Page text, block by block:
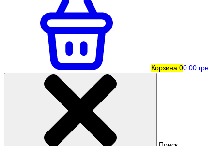
Корзина 00.00 грн